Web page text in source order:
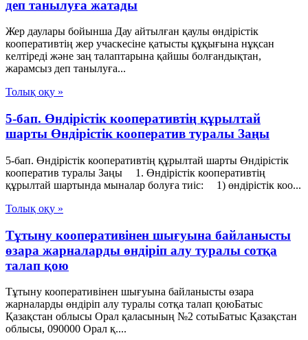
деп танылуға жатады
Жер даулары бойынша Дау айтылған қаулы өндірістік
кооперативтің жер учаскесіне қатысты құқығына нұқсан
келтіреді және заң талаптарына қайшы болғандықтан,
жарамсыз деп танылуға...
Толық оқу »
5-бап. Өндiрiстiк кооперативтiң құрылтай
шарты Өндiрiстiк кооператив туралы Заңы
5-бап. Өндiрiстiк кооперативтiң құрылтай шарты Өндiрiстiк
кооператив туралы Заңы 1. Өндiрiстiк кооперативтiң
құрылтай шартында мыналар болуға тиіс: 1) өндiрiстiк коо...
Толық оқу »
Тұтыну кооперативінен шығуына байланысты
өзара жарналарды өндіріп алу туралы сотқа
талап қою
Тұтыну кооперативінен шығуына байланысты өзара
жарналарды өндіріп алу туралы сотқа талап қоюБатыс
Қазақстан облысы Орал қаласының №2 сотыБатыс Қазақстан
облысы, 090000 Орал қ....